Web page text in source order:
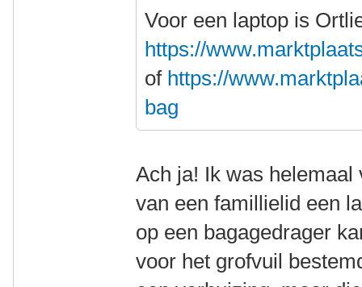
Voor een laptop is
https://
of https://
bag
Ach ja! Ik was
van een famillielid een
op een bagagedrager
voor het grofvuil